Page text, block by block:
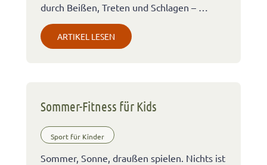
durch Beißen, Treten und Schlagen – …
ARTIKEL LESEN
Sommer-Fitness für Kids
Sport für Kinder
Sommer, Sonne, draußen spielen. Nichts ist